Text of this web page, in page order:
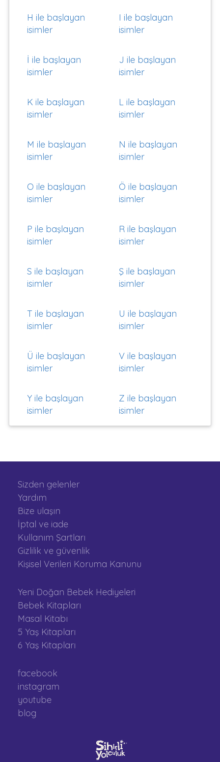
H ile başlayan
isimler
I ile başlayan
isimler
İ ile başlayan
isimler
J ile başlayan
isimler
K ile başlayan
isimler
L ile başlayan
isimler
M ile başlayan
isimler
N ile başlayan
isimler
O ile başlayan
isimler
Ö ile başlayan
isimler
P ile başlayan
isimler
R ile başlayan
isimler
S ile başlayan
isimler
Ş ile başlayan
isimler
T ile başlayan
isimler
U ile başlayan
isimler
Ü ile başlayan
isimler
V ile başlayan
isimler
Y ile başlayan
isimler
Z ile başlayan
isimler
Sizden gelenler
Yardım
Bize ulaşın
İptal ve iade
Kullanım Şartları
Gizlilik ve güvenlik
Kişisel Verileri Koruma Kanunu
Yeni Doğan Bebek Hediyeleri
Bebek Kitapları
Masal Kitabı
5 Yaş Kitapları
6 Yaş Kitapları
facebook
instagram
youtube
blog